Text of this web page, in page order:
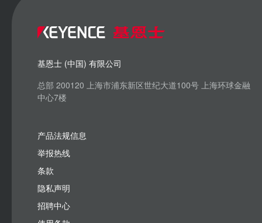
基恩士 (中国) 有限公司
总部 200120 上海市浦东新区世纪大道100号 上海环球金融
中心7楼
产品法规信息
举报热线
条款
隐私声明
招聘中心